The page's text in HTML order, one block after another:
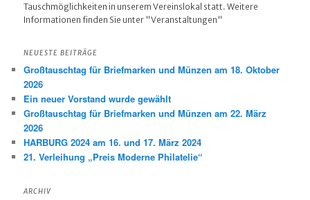
Tauschmöglichkeiten in unserem Vereinslokal statt. Weitere
Informationen finden Sie unter "Veranstaltungen"
NEUESTE BEITRÄGE
Großtauschtag für Briefmarken und Münzen am 18. Oktober
2026
Ein neuer Vorstand wurde gewählt
Großtauschtag für Briefmarken und Münzen am 22. März
2026
HARBURG 2024 am 16. und 17. März 2024
21. Verleihung „Preis Moderne Philatelie“
ARCHIV